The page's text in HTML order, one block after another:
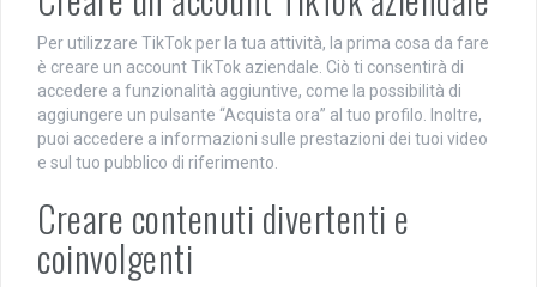
Per utilizzare TikTok per la tua attività, la prima cosa da fare
è creare un account TikTok aziendale. Ciò ti consentirà di
accedere a funzionalità aggiuntive, come la possibilità di
aggiungere un pulsante “Acquista ora” al tuo profilo. Inoltre,
puoi accedere a informazioni sulle prestazioni dei tuoi video
e sul tuo pubblico di riferimento.
Creare contenuti divertenti e
coinvolgenti